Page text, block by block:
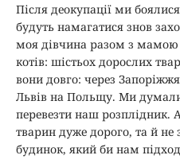
Після деокупації ми
будуть намагатися знов
моя дівчина разом з
котів: шістьох дорослих
вони довго: через
Львів на Польщу. Ми
перевезти наш розплідник.
тварин дуже дорого, та й
будинок, який би нам